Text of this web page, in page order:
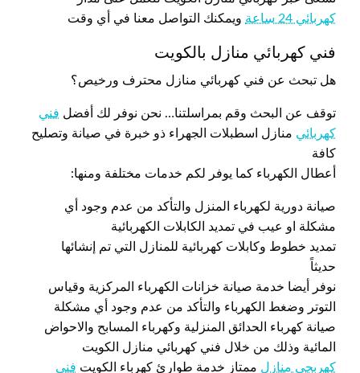
كهربائي 24 ساعة
ويمكنك التواصل معنا في أي وقت
فني كهربائي منازل بالكويت
هل تبحث عن فني كهربائي منازل محترف ورخيص؟
توقف عن البحث وقم بمراسلتنا… نحن نوفر لك أفضل فني
كهربائي منازل اسطبلات الجهراء ذو خبرة في صيانة وتصليح
كافة
أعطال الكهرباء كما يوفر لكم خدمات مختلفة ومنها:
صيانة دورية لكهرباء المنزل والتأكد من عدم وجود أي
مشكلة او عيب في تمديد الكابلات الكهربائية
تمديد خطوط وكابلات كهربائية للمنازل التي تم إنشائها
حديثاً
نوفر أيضا خدمة صيانة خزانات الكهرباء المركزية وقياس
التوتر وضغط الكهرباء والتأكد من عدم وجود أي مشكلة
صيانة كهرباء الحدائق المنزلية وكهرباء المسابح والاحواض
المائية وذلك من خلال فني كهربائي منازل الكويت
كهربجي منازل ممتاز خدمة طوارئ كهرباء الكويت فنى